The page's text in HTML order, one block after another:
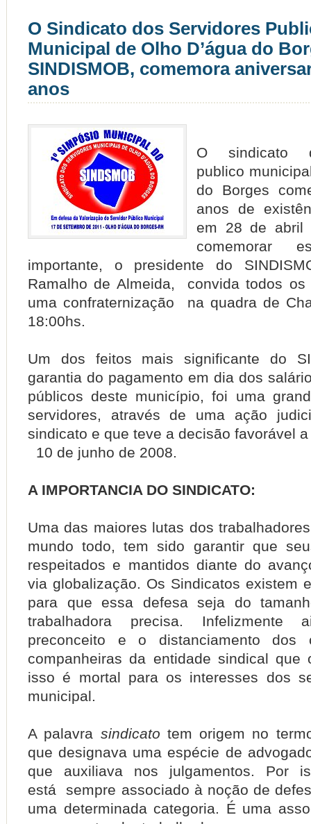
O Sindicato dos Servidores
Municipal de Olho D’água do
SINDISMOB, comemora
anos
O sindicato
publico
do Borges
anos de
em 28 de abril
comemorar
importante, o presidente do
Ramalho de Almeida, convida todos os
uma confraternização na quadra de
18:00hs.
Um dos feitos mais significante do
garantia do pagamento em dia dos
públicos deste município, foi uma
servidores, através de uma ação
sindicato e que teve a decisão favorável
10 de junho de 2008.
A IMPORTANCIA DO SINDICATO:
Uma das maiores lutas dos
mundo todo, tem sido garantir que
respeitados e mantidos diante do
via globalização. Os Sindicatos existem
para que essa defesa seja do
trabalhadora precisa. Infelizmente
preconceito e o distanciamento dos
companheiras da entidade sindical que
isso é mortal para os interesses dos
municipal.
A palavra sindicato tem origem no
que designava uma espécie de
que auxiliava nos julgamentos. Por
está sempre associado à noção de
uma determinada categoria. É uma